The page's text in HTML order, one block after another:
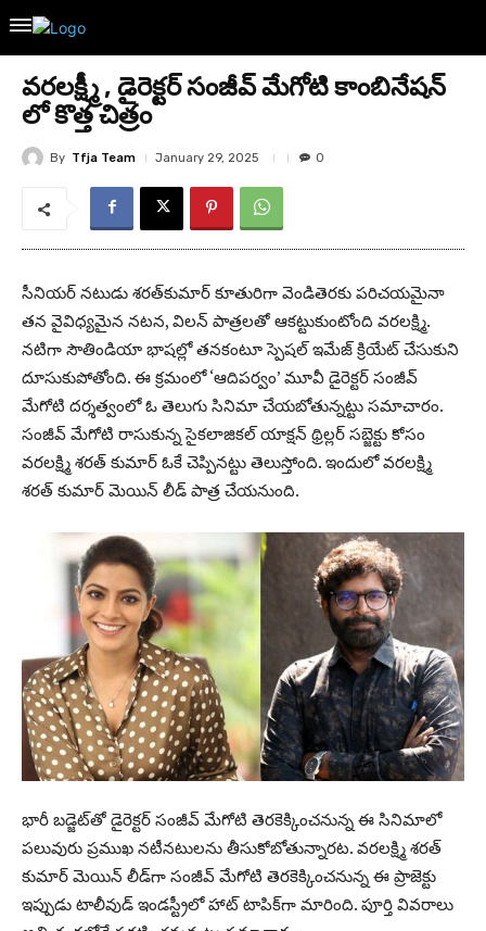
వరలక్ష్మీ , డైరెక్టర్ సంజీవ్ మేగోటి కాంబినేషన్
లో కొత్త చిత్రం
By Tfja Team January 29, 2025 0
సీనియర్‌ నటుడు శరత్‌కుమార్ కూతురిగా వెండితెరకు పరిచయమైనా
తన వైవిధ్యమైన నటన, విలన్ పాత్రలతో ఆక‌ట్టుకుంటోంది వరలక్ష్మి.
న‌టిగా సౌతిండియా భాష‌ల్లో త‌న‌కంటూ స్పెష‌ల్ ఇమేజ్ క్రియేట్ చేసుకుని
దూసుకుపోతోంది. ఈ క్ర‌మంలో ‘ఆదిపర్వం’ మూవీ డైరెక్టర్ సంజీవ్
మేగోటి ద‌ర్శ‌త్వంలో ఓ తెలుగు సినిమా చేయ‌బోతున్న‌ట్టు స‌మాచారం.
సంజీవ్ మేగోటి రాసుకున్న సైకలాజికల్ యాక్షన్ థ్రిల్లర్ స‌బ్జెక్టు కోసం
వ‌ర‌లక్ష్మి శరత్ కుమార్ ఓకే చెప్పినట్టు తెలుస్తోంది. ఇందులో వ‌ర‌లక్ష్మి
శరత్ కుమార్ మెయిన్ లీడ్ పాత్ర చేయ‌నుంది.
భారీ బ‌డ్జెట్‌తో డైరెక్ట‌ర్ సంజీవ్ మేగోటి తెర‌కెక్కించ‌నున్న ఈ సినిమాలో
ప‌లువురు ప్ర‌ముఖ న‌టీన‌టులను తీసుకోబోతున్నార‌ట‌. వరలక్ష్మి శరత్
కుమార్ మెయిన్ లీడ్‌గా సంజీవ్ మేగోటి తెర‌కెక్కించ‌నున్న ఈ ప్రాజెక్టు
ఇప్పుడు టాలీవుడ్ ఇండ‌స్ట్రీలో హాట్ టాపిక్‌గా మారింది. పూర్తి వివ‌రాలు